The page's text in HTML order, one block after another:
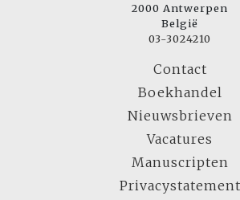
2000 Antwerpen
België
03-3024210
Contact
Boekhandel
Nieuwsbrieven
Vacatures
Manuscripten
Privacystatement